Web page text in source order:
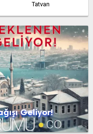
Tatvan
Geliyor!